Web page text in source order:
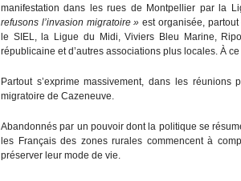
manifestation dans les rues de Montpellier par la
refusons l’invasion migratoire » est organisée,
le SIEL, la Ligue du Midi, Viviers Bleu Marine,
républicaine et d’autres associations plus locales. À
Partout s’exprime massivement, dans les
migratoire de Cazeneuve.
Abandonnés par un pouvoir dont la politique se
les Français des zones rurales commencent à
préserver leur mode de vie.